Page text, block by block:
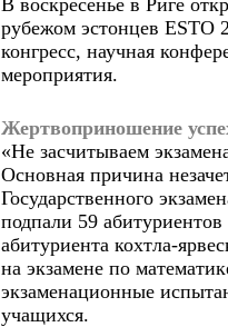
рубежом эстонцев ESTO
конгресс, научная
мероприятия.
Жертвоприношение
«Не засчитываем
Основная причина
Государственного
подпали 59
абитуриента кохтла-
на экзамене по
экзаменационные
учащихся.